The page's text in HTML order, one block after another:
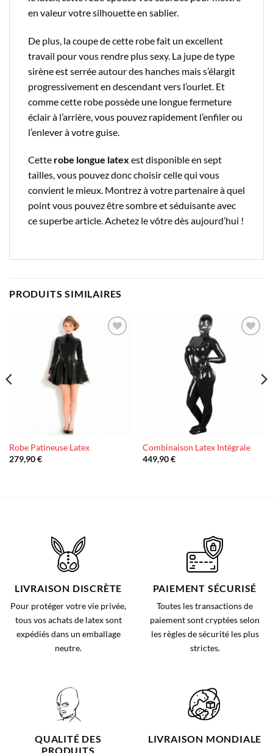
en valeur votre silhouette en sablier.
De plus, la coupe de cette robe fait un excellent
travail pour vous rendre plus sexy. La jupe de type
sirène est serrée autour des hanches mais s’élargit
progressivement en descendant vers l’ourlet. Et
comme cette robe possède une longue fermeture
éclair à l’arrière, vous pouvez rapidement l’enfiler ou
l’enlever à votre guise.
Cette robe longue latex est disponible en sept
tailles, vous pouvez donc choisir celle qui vous
convient le mieux. Montrez à votre partenaire à quel
point vous pouvez être sombre et séduisante avec
ce superbe article. Achetez le vôtre dès aujourd’hui !
PRODUITS SIMILAIRES
Robe Patineuse Latex
279,90€
Combinaison Latex Intégrale
449,90€
LIVRAISON DISCRÈTE
Pour protéger votre vie privée,
tous vos achats de latex sont
expédiés dans un emballage
neutre.
PAIEMENT SÉCURISÉ
Toutes les transactions de
paiement sont cryptées selon
les règles de sécurité les plus
strictes.
QUALITÉ DES
PRODUITS
LIVRAISON MONDIALE